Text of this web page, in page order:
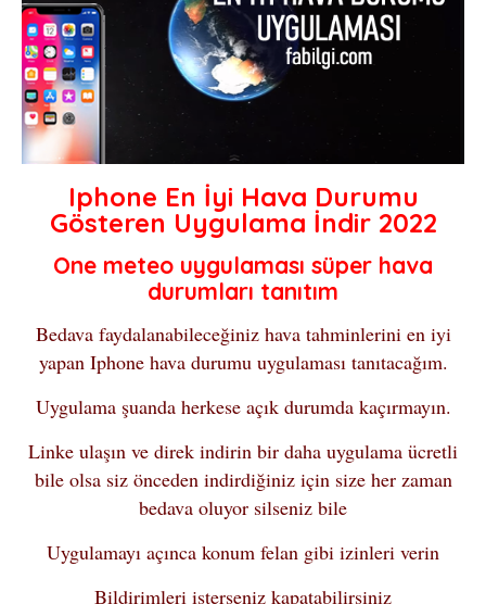
Iphone En İyi Hava Durumu
Gösteren Uygulama İndir 2022
One meteo uygulaması süper hava
durumları tanıtım
Bedava faydalanabileceğiniz hava tahminlerini en iyi
yapan Iphone hava durumu uygulaması tanıtacağım.
Uygulama şuanda herkese açık durumda kaçırmayın.
Linke ulaşın ve direk indirin bir daha uygulama ücretli
bile olsa siz önceden indirdiğiniz için size her zaman
bedava oluyor silseniz bile
Uygulamayı açınca konum felan gibi izinleri verin
Bildirimleri isterseniz kapatabilirsiniz